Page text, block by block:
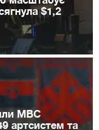
$1,2
МВС
артсистем та